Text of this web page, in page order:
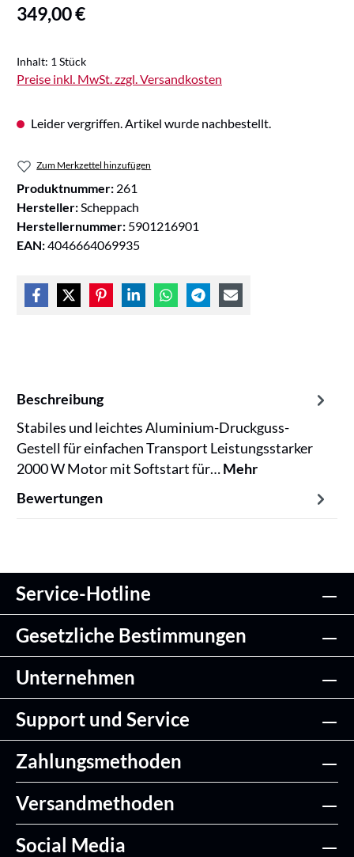
Regulärer Preis:
349,00 €
Inhalt: 1 Stück
Preise inkl. MwSt. zzgl. Versandkosten
Leider vergriffen. Artikel wurde nachbestellt.
Zum Merkzettel hinzufügen
Produktnummer: 261
Hersteller: Scheppach
Herstellernummer: 5901216901
EAN:4046664069935
Beschreibung
Stabiles und leichtes Aluminium-Druckguss-
Gestell für einfachen Transport Leistungsstarker
2000 W Motor mit Softstart für…Mehr
Bewertungen
Service-Hotline
Gesetzliche Bestimmungen
Unternehmen
Support und Service
Zahlungsmethoden
Versandmethoden
Social Media